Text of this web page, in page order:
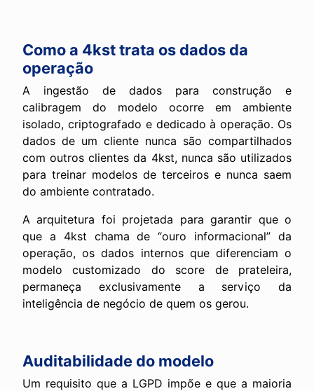
Como a 4kst trata os dados da
operação
A ingestão de dados para construção e
calibragem do modelo ocorre em ambiente
isolado, criptografado e dedicado à operação. Os
dados de um cliente nunca são compartilhados
com outros clientes da 4kst, nunca são utilizados
para treinar modelos de terceiros e nunca saem
do ambiente contratado.
A arquitetura foi projetada para garantir que o
que a 4kst chama de “ouro informacional” da
operação, os dados internos que diferenciam o
modelo customizado do score de prateleira,
permaneça exclusivamente a serviço da
inteligência de negócio de quem os gerou.
Auditabilidade do modelo
Um requisito que a LGPD impõe e que a maioria